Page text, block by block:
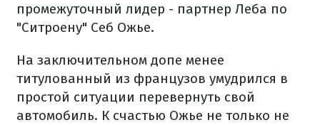
промежуточный лидер - партнер Леба по
"Ситроену" Себ Ожье.
На заключительном допе менее
титулованный из французов умудрился в
простой ситуации перевернуть свой
автомобиль. К счастью Ожье не только не